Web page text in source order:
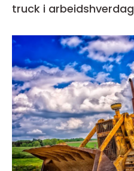
truck i